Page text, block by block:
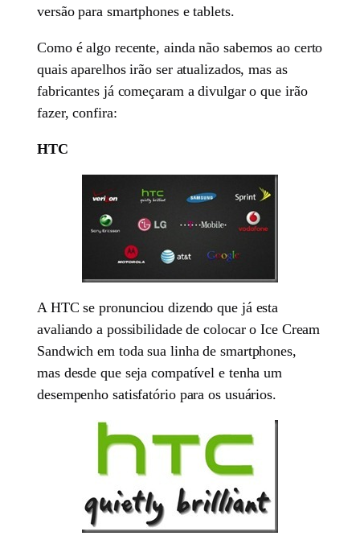
versão para smartphones e tablets.
Como é algo recente, ainda não sabemos ao certo
quais aparelhos irão ser atualizados, mas as
fabricantes já começaram a divulgar o que irão
fazer, confira:
HTC
A HTC se pronunciou dizendo que já esta
avaliando a possibilidade de colocar o Ice Cream
Sandwich em toda sua linha de smartphones,
mas desde que seja compatível e tenha um
desempenho satisfatório para os usuários.